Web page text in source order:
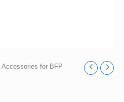
Accessories for BFP